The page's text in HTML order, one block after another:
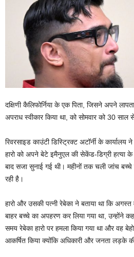
दक्षिणी कैलिफोर्निया के एक पिता, जिसने अपने
अपराध स्वीकार किया था, को सोमवार को 30
रिवरसाइड काउंटी डिस्ट्रिक्ट अटॉर्नी के
हारो को अपने बेटे इमैनुएल की सेकेंड-डिग्री हत्या के
बाद सजा सुनाई गई थी। महीनों तक चली जांच
रही है।
हारो और उसकी पत्नी रेबेका ने बताया था कि अगस्त
बाहर बच्चे का अपहरण कर लिया गया था, उन्होंने
समय रेबेका हारो पर हमला किया गया था और वह
आकर्षित किया क्योंकि अधिकारी और जनता लड़के